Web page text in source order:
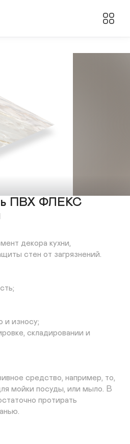
ПВХ ФЛЕКС
декора кухни,
стен от загрязнений.
и износу;
складировании и
средство, например, то,
мойки посуды, или мыло. В
протирать